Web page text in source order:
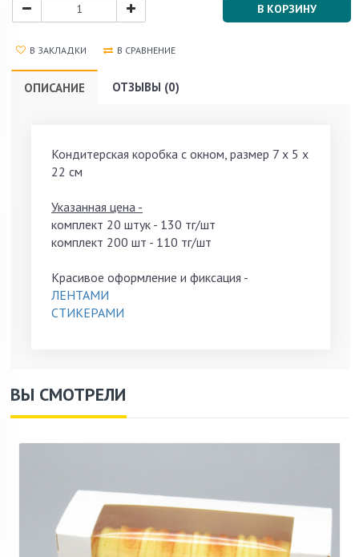
В КОРЗИНУ
В ЗАКЛАДКИ В СРАВНЕНИЕ
ОПИСАНИЕ ОТЗЫВЫ (0)
Кондитерская коробка с окном, размер 7 х 5 х
22 см
Указанная цена -
комплект 20 штук - 130 тг/шт
комплект 200 шт - 110 тг/шт
Красивое оформление и фиксация -
ЛЕНТАМИ
СТИКЕРАМИ
ВЫ СМОТРЕЛИ